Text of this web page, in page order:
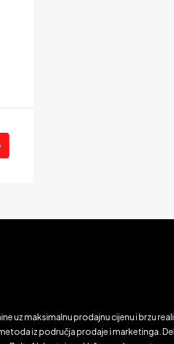
uz maksimalnu prodajnu cijenu i brzu
iz područja prodaje i marketinga.